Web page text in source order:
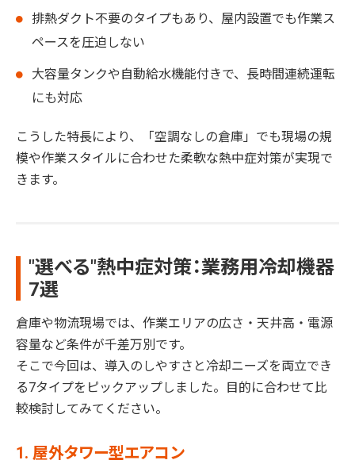
排熱ダクト不要のタイプもあり、屋内設置でも作業ス
ペースを圧迫しない
大容量タンクや自動給水機能付きで、長時間連続運転
にも対応
こうした特長により、「空調なしの倉庫」でも現場の規
模や作業スタイルに合わせた柔軟な熱中症対策が実現で
きます。
"選べる"熱中症対策：業務用冷却機器
7選
倉庫や物流現場では、作業エリアの広さ・天井高・電源
容量など条件が千差万別です。
そこで今回は、導入のしやすさと冷却ニーズを両立でき
る7タイプをピックアップしました。目的に合わせて比
較検討してみてください。
1. 屋外タワー型エアコン